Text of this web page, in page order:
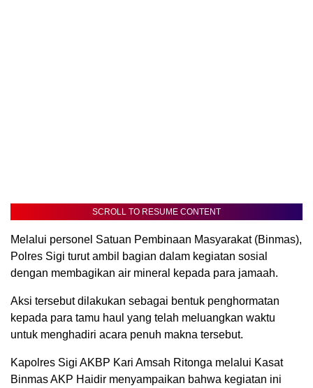
SCROLL TO RESUME CONTENT
Melalui personel Satuan Pembinaan Masyarakat (Binmas),
Polres Sigi turut ambil bagian dalam kegiatan sosial
dengan membagikan air mineral kepada para jamaah.
Aksi tersebut dilakukan sebagai bentuk penghormatan
kepada para tamu haul yang telah meluangkan waktu
untuk menghadiri acara penuh makna tersebut.
Kapolres Sigi AKBP Kari Amsah Ritonga melalui Kasat
Binmas AKP Haidir menyampaikan bahwa kegiatan ini